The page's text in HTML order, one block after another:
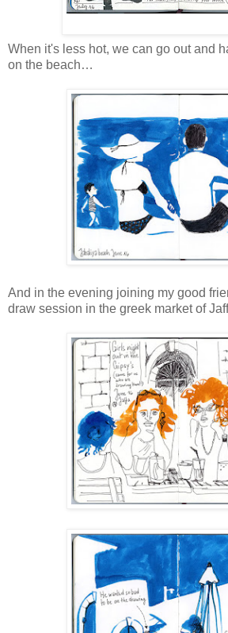
When it's less hot, we can go out and
on the beach…
And in the evening joining my good
draw session in the greek market of